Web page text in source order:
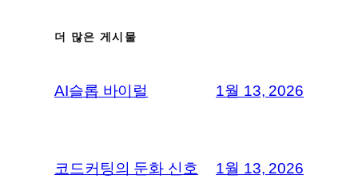
더 많은 게시물
AI슬롭 바이럴 1월 13, 2026
코드커팅의 둔화 신호 1월 13, 2026